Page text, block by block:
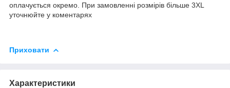
оплачується окремо. При замовленні розмірів більше 3XL
уточнюйте у коментарях
Приховати
Характеристики